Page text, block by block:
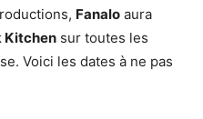
Fanalo aura
Kitchen sur toutes les
Voici les dates à ne pas